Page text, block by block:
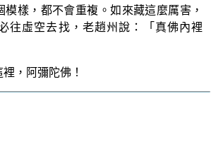
模樣，都不會重複。如來藏這麼厲害，
往虛空去找，老趙州說：「真佛內裡
，阿彌陀佛！